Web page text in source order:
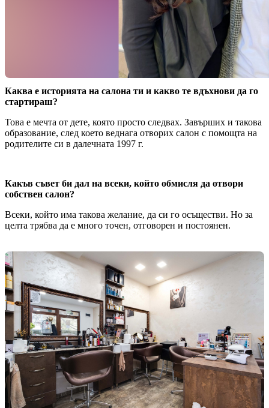
Каква е историята на салона ти и какво те вдъхнови да го
стартираш?
Това е мечта от дете, която просто следвах. Завърших и такова
образование, след което веднага отворих салон с помощта на
родителите си в далечната 1997 г.
Какъв съвет би дал на всеки, който обмисля да отвори
собствен салон?
Всеки, който има такова желание, да си го осъществи. Но за
целта трябва да е много точен, отговорен и постоянен.